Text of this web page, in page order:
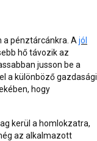
a pénztárcánkra. A jól
hő távozik az
jusson be a
a különböző gazdasági
hogy
kerül a homlokzatra,
az alkalmazott